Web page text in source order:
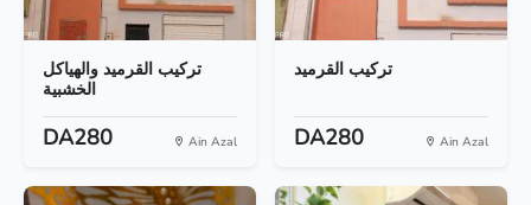
تركيب القرميد والهياكل
الخشبية
DA280 Ain Azal
تركيب القرميد
DA280 Ain Azal